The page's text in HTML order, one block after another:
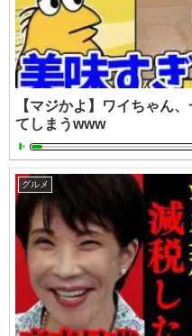
【マジかよ】ワイちゃん
てしまうwww
グルメ